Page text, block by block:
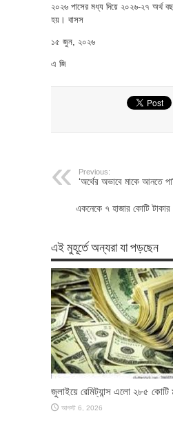
২০২৬ পাসের মধ্য দিয়ে ২০২৬-২৭ অর্থ
হয়। বাসস
১৫ জুন, ২০২৬
এ জি
Previous:
‘অর্থের অভাবে মাকে আনতে
একনেকে ৭ হাজার কোটি
এই মুহূর্তে অন্যরা যা পড়ছেন
জুলাইয়ে রেমিট্যান্স এলো ২৮৫
আগস্ট 6, 2026